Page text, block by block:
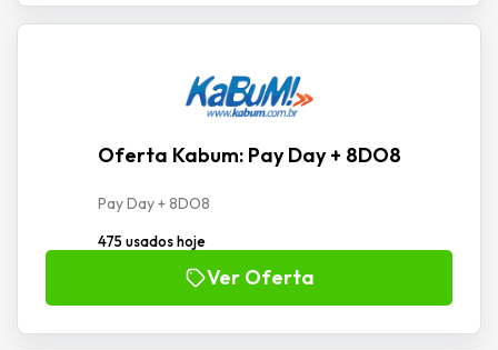
Oferta Kabum: Pay Day + 8DO8
Pay Day + 8DO8
475 usados hoje
Ver Oferta